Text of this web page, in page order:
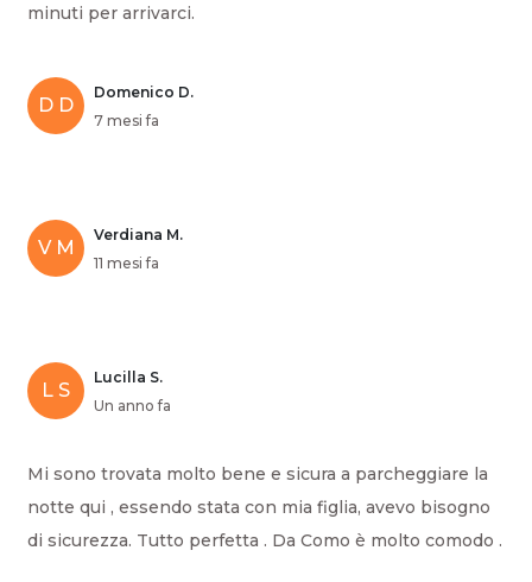
minuti per arrivarci.
D D
Domenico D.
7 mesi fa
V M
Verdiana M.
11 mesi fa
L S
Lucilla S.
Un anno fa
Mi sono trovata molto bene e sicura a parcheggiare la
notte qui , essendo stata con mia figlia, avevo bisogno
di sicurezza. Tutto perfetta . Da Como è molto comodo .